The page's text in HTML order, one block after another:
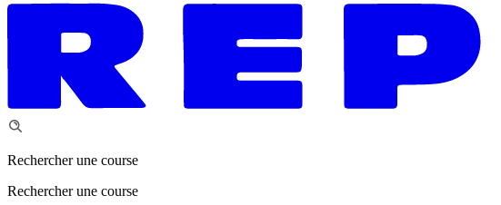
Rechercher une course
Rechercher une course